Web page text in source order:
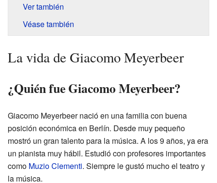
Ver también
Véase también
La vida de Giacomo Meyerbeer
¿Quién fue Giacomo Meyerbeer?
Giacomo Meyerbeer nació en una familia con buena
posición económica en Berlín. Desde muy pequeño
mostró un gran talento para la música. A los 9 años, ya era
un pianista muy hábil. Estudió con profesores importantes
como Muzio Clementi. Siempre le gustó mucho el teatro y
la música.